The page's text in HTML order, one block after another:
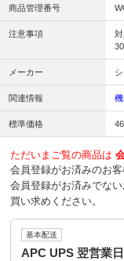
商品管理番号
注意事項
メーカー
関連情報
標準価格
ただいまご覧の商品は
会員登録がお済みのお客
会員登録がお済みでな
買い求めください。
基本配送
APC UPS 翌営業